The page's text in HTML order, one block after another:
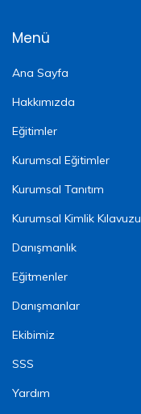
Menü
Ana Sayfa
Hakkımızda
Eğitimler
Kurumsal Eğitimler
Kurumsal Tanıtım
Kurumsal Kimlik Kılavuzu
Danışmanlık
Eğitmenler
Danışmanlar
Ekibimiz
SSS
Yardım